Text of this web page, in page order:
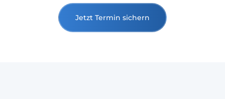
Jetzt Termin sichern